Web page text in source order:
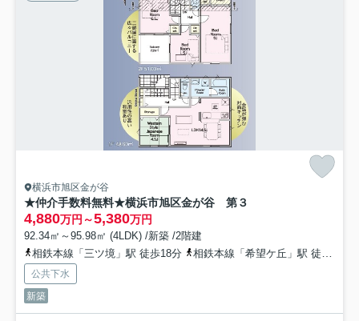
横浜市旭区金が谷
★仲介手数料無料★横浜市旭区金が谷 第３
4,880万円～5,380万円
92.34㎡～95.98㎡ (4LDK) /新築 /2階建
相鉄本線「三ツ境」駅 徒歩18分
相鉄本線「希望ケ丘」駅 徒歩29分
公共下水
新築